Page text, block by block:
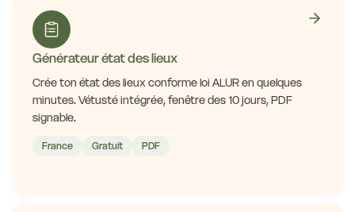
Générateur état des lieux
Crée ton état des lieux conforme loi ALUR en quelques
minutes. Vétusté intégrée, fenêtre des 10 jours, PDF
signable.
France Gratuit PDF